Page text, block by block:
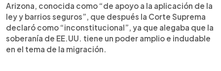
Arizona, conocida como “de apoyo a la aplicación de la
ley y barrios seguros”, que después la Corte Suprema
declaró como “inconstitucional”, ya que alegaba que la
soberanía de EE.UU. tiene un poder amplio e indudable
en el tema de la migración.